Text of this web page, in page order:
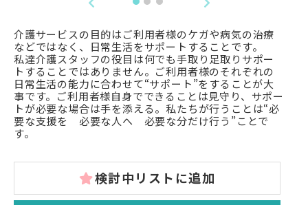
介護サービスの目的はご利用者様のケガや病気の治療
などではなく、日常生活をサポートすることです。
私達介護スタッフの役目は何でも手取り足取りサポー
トすることではありません。ご利用者様のそれぞれの
日常生活の能力に合わせて“サポート”をすることが大
事です。ご利用者様自身でできることは見守り、サポー
トが必要な場合は手を添える。私たちが行うことは“必
要な支援を 必要な人へ 必要な分だけ行う”ことで
す。
検討中リストに追加